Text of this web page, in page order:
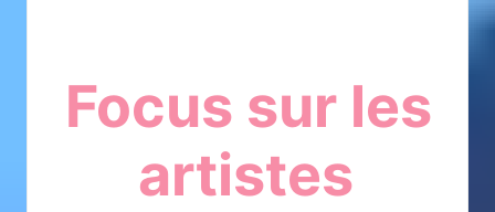
Focus sur les
artistes